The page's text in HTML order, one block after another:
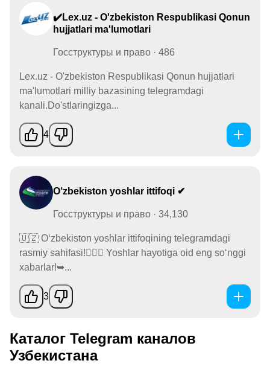
✔️Lex.uz - O'zbekiston Respublikasi Qonun
hujjatlari ma'lumotlari
Госструктуры и право · 486
Lex.uz - O'zbekiston Respublikasi Qonun hujjatlari
ma'lumotlari milliy bazasining telegramdagi
kanali.Do'stlaringizga...
4
O‘zbekiston yoshlar ittifoqi ✔
Госструктуры и право · 34,130
🇺🇿 O‘zbekiston yoshlar ittifoqining telegramdagi
rasmiy sahifasi!🙋🏻‍♂️ Yoshlar hayotiga oid eng so‘nggi
xabarlar!➥...
3
Каталог Telegram каналов
Узбекистана